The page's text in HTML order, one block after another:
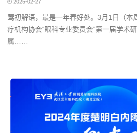
2025-02-27
莺初解语，最是一年春好处。3月1日（本
疗机构协会“眼科专业委员会”第一届学术
属……